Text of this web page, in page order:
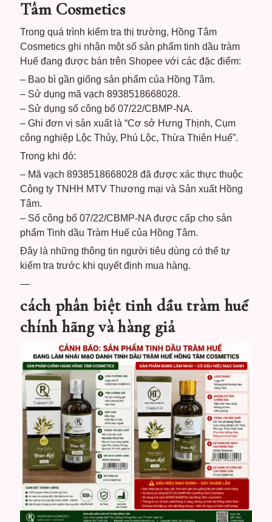
Tâm Cosmetics
Trong quá trình kiểm tra thị trường, Hồng Tâm
Cosmetics ghi nhận một số sản phẩm tinh dầu tràm
Huế đang được bán trên Shopee với các đặc điểm:
– Bao bì gần giống sản phẩm của Hồng Tâm.
– Sử dụng mã vạch 8938518668028.
– Sử dụng số công bố 07/22/CBMP-NA.
– Ghi đơn vị sản xuất là “Cơ sở Hưng Thịnh, Cụm
công nghiệp Lộc Thủy, Phú Lộc, Thừa Thiên Huế”.
Trong khi đó:
– Mã vạch 8938518668028 đã được xác thực thuộc
Công ty TNHH MTV Thương mại và Sản xuất Hồng
Tâm.
– Số công bố 07/22/CBMP-NA được cấp cho sản
phẩm Tinh dầu Tràm Huế của Hồng Tâm.
Đây là những thông tin người tiêu dùng có thể tự
kiểm tra trước khi quyết định mua hàng.
—
cách phân biệt tinh dầu tràm huế
chính hãng và hàng giả